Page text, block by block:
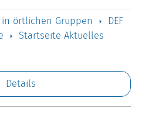
örtlichen Gruppen
DEF
Startseite Aktuelles
Details